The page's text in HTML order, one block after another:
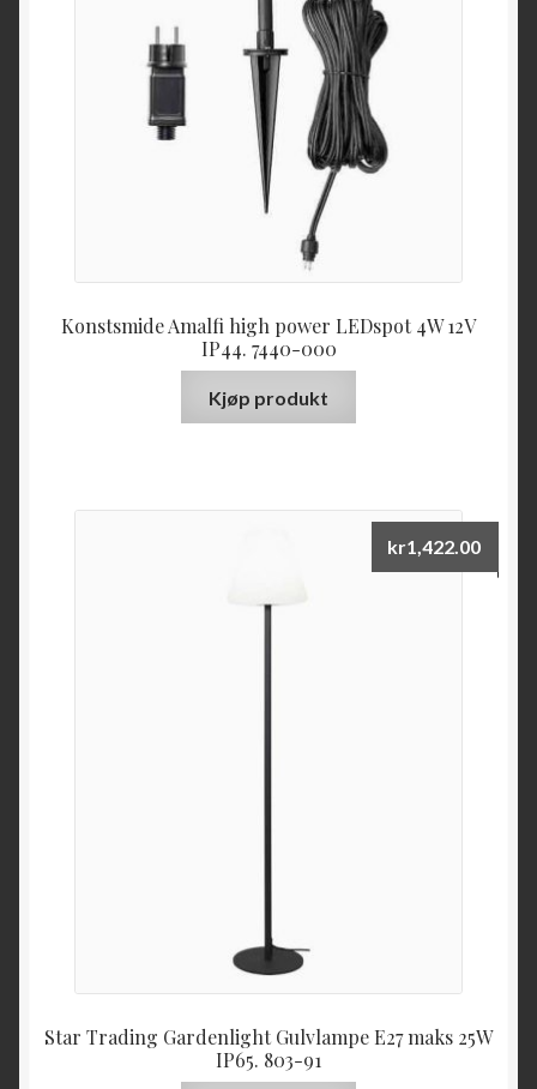
Konstsmide Amalfi high power LEDspot 4W 12V
IP44. 7440-000
Kjøp produkt
Star Trading Gardenlight Gulvlampe E27 maks 25W
IP65. 803-91
kr1,422.00